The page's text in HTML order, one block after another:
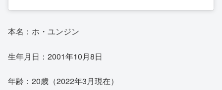
本名：ホ・ユンジン
生年月日：2001年10月8日
年齢：20歳（2022年3月現在）